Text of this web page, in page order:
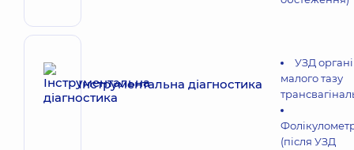
Інструментальна діагностика
УЗД
малого тазу
(після УЗД